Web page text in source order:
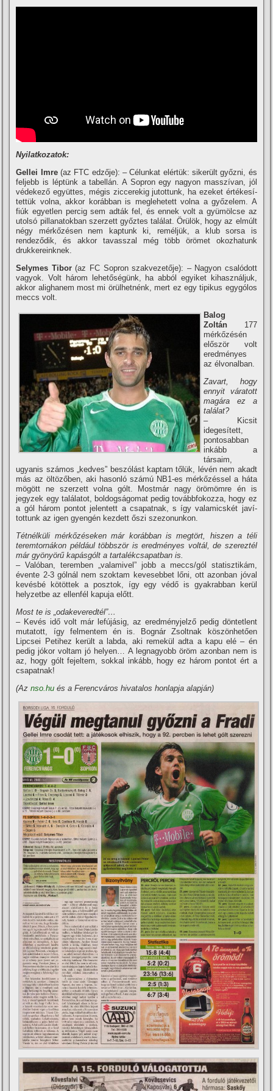
Nyilatkozatok:
Gellei Imre(az FTC edzője): – Célunkat elértük: sikerült győzni, és
feljebb is léptünk a tabellán. A Sopron egy nagyon masszí­van, jól
védekező együttes, mégis ziccerekig jutottunk, ha ezeket értékesí­
tettük volna, akkor korábban is meglehetett volna a győzelem. A
fiúk egyetlen percig sem adták fel, és ennek volt a gyümölcse az
utolsó pillanatokban szerzett győztes találat. Örülök, hogy az elmúlt
négy mérkőzésen nem kaptunk ki, reméljük, a klub sorsa is
rendeződik, és akkor tavasszal még több örömet okozhatunk
drukkereinknek.
Selymes Tibor(az FC Sopron szakvezetője): – Nagyon csalódott
vagyok. Volt három lehetőségünk, ha abból egyiket kihasználjuk,
akkor alighanem most mi örülhetnénk, mert ez egy tipikus egygólos
meccs volt.
Balog
Zoltán 177
mérkőzésén
először volt
eredményes
az élvonalban.
Zavart, hogy
ennyit váratott
magára ez a
találat?
– Kicsit
idegesí­tett,
pontosabban
inkább a
társaim,
ugyanis számos „kedves” beszólást kaptam tőlük, lévén nem akadt
más az öltözőben, aki hasonló számú NB1-es mérkőzéssel a háta
mögött ne szerzett volna gólt. Mostmár nagy örömömre én is
jegyzek egy találatot, boldogságomat pedig továbbfokozza, hogy ez
a gól három pontot jelentett a csapatnak, s í­gy valamicskét javí­
tottunk az igen gyengén kezdett őszi szezonunkon.
Tétnélküli mérkőzéseken már korábban is megtört, hiszen a téli
teremtornákon például többször is eredményes voltál, de szereztél
már gyönyörű kapásgólt a tartalékcsapatban is.
– Valóban, teremben „valamivel” jobb a meccs/gól statisztikám,
évente 2-3 gólnál nem szoktam kevesebbet lőni, ott azonban jóval
kevésbé kötöttek a posztok, í­gy egy védő is gyakrabban kerül
helyzetbe az ellenfél kapuja előtt.
Most te is „odakeveredtél”…
– Kevés idő volt már lefújásig, az eredményjelző pedig döntetlent
mutatott, í­gy felmentem én is. Bognár Zsoltnak köszönhetően
Lipcsei Petihez került a labda, aki remekül adta a kapu elé – én
pedig jókor voltam jó helyen… A legnagyobb öröm azonban nem is
az, hogy gólt fejeltem, sokkal inkább, hogy ez három pontot ért a
csapatnak!
(Aznso.hu és a Ferencváros hivatalos honlapja alapján)